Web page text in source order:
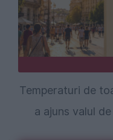
Temperaturi de
a ajuns valul